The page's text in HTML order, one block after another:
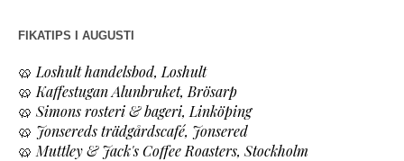
FIKATIPS I AUGUSTI
🥨 Loshult handelsbod, Loshult
🥨 Kaffestugan Alunbruket, Brösarp
🥨 Simons rosteri & bageri, Linköping
🥨 Jonsereds trädgårdscafé, Jonsered
🥨 Muttley & Jack's Coffee Roasters, Stockholm